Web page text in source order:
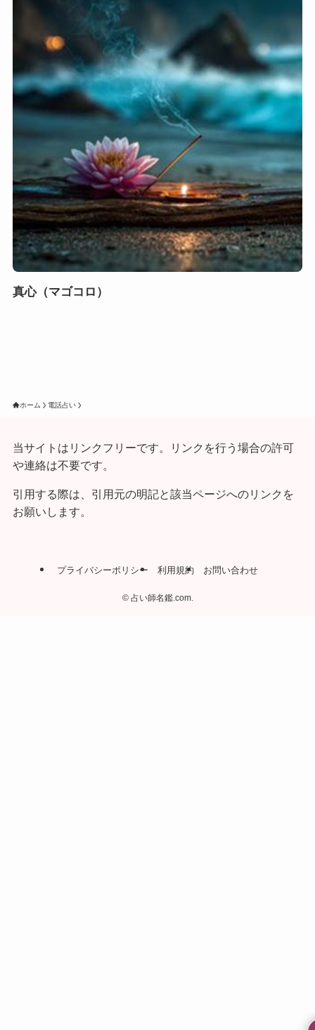
真心（マゴコロ）
ホーム 電話占い
当サイトはリンクフリーです。リンクを行う場合の許可
や連絡は不要です。
引用する際は、引用元の明記と該当ページへのリンクを
お願いします。
プライバシーポリシー 利用規約 お問い合わせ
©占い師名鑑.com.